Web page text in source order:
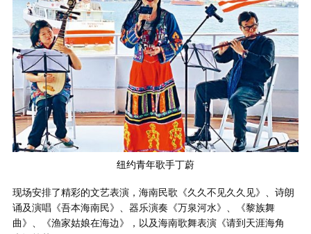
纽约青年歌手丁蔚
现场安排了精彩的文艺表演，海南民歌《久久不见久久见》、诗朗
诵及演唱《吾本海南民》、器乐演奏《万泉河水》、《黎族舞
曲》、《渔家姑娘在海边》，以及海南歌舞表演《请到天涯海角